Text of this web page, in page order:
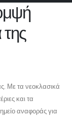
Με τα νεοκλασικά
και τα
αναφοράς για